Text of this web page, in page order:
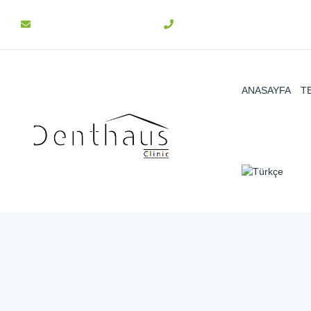
ANASAYFA